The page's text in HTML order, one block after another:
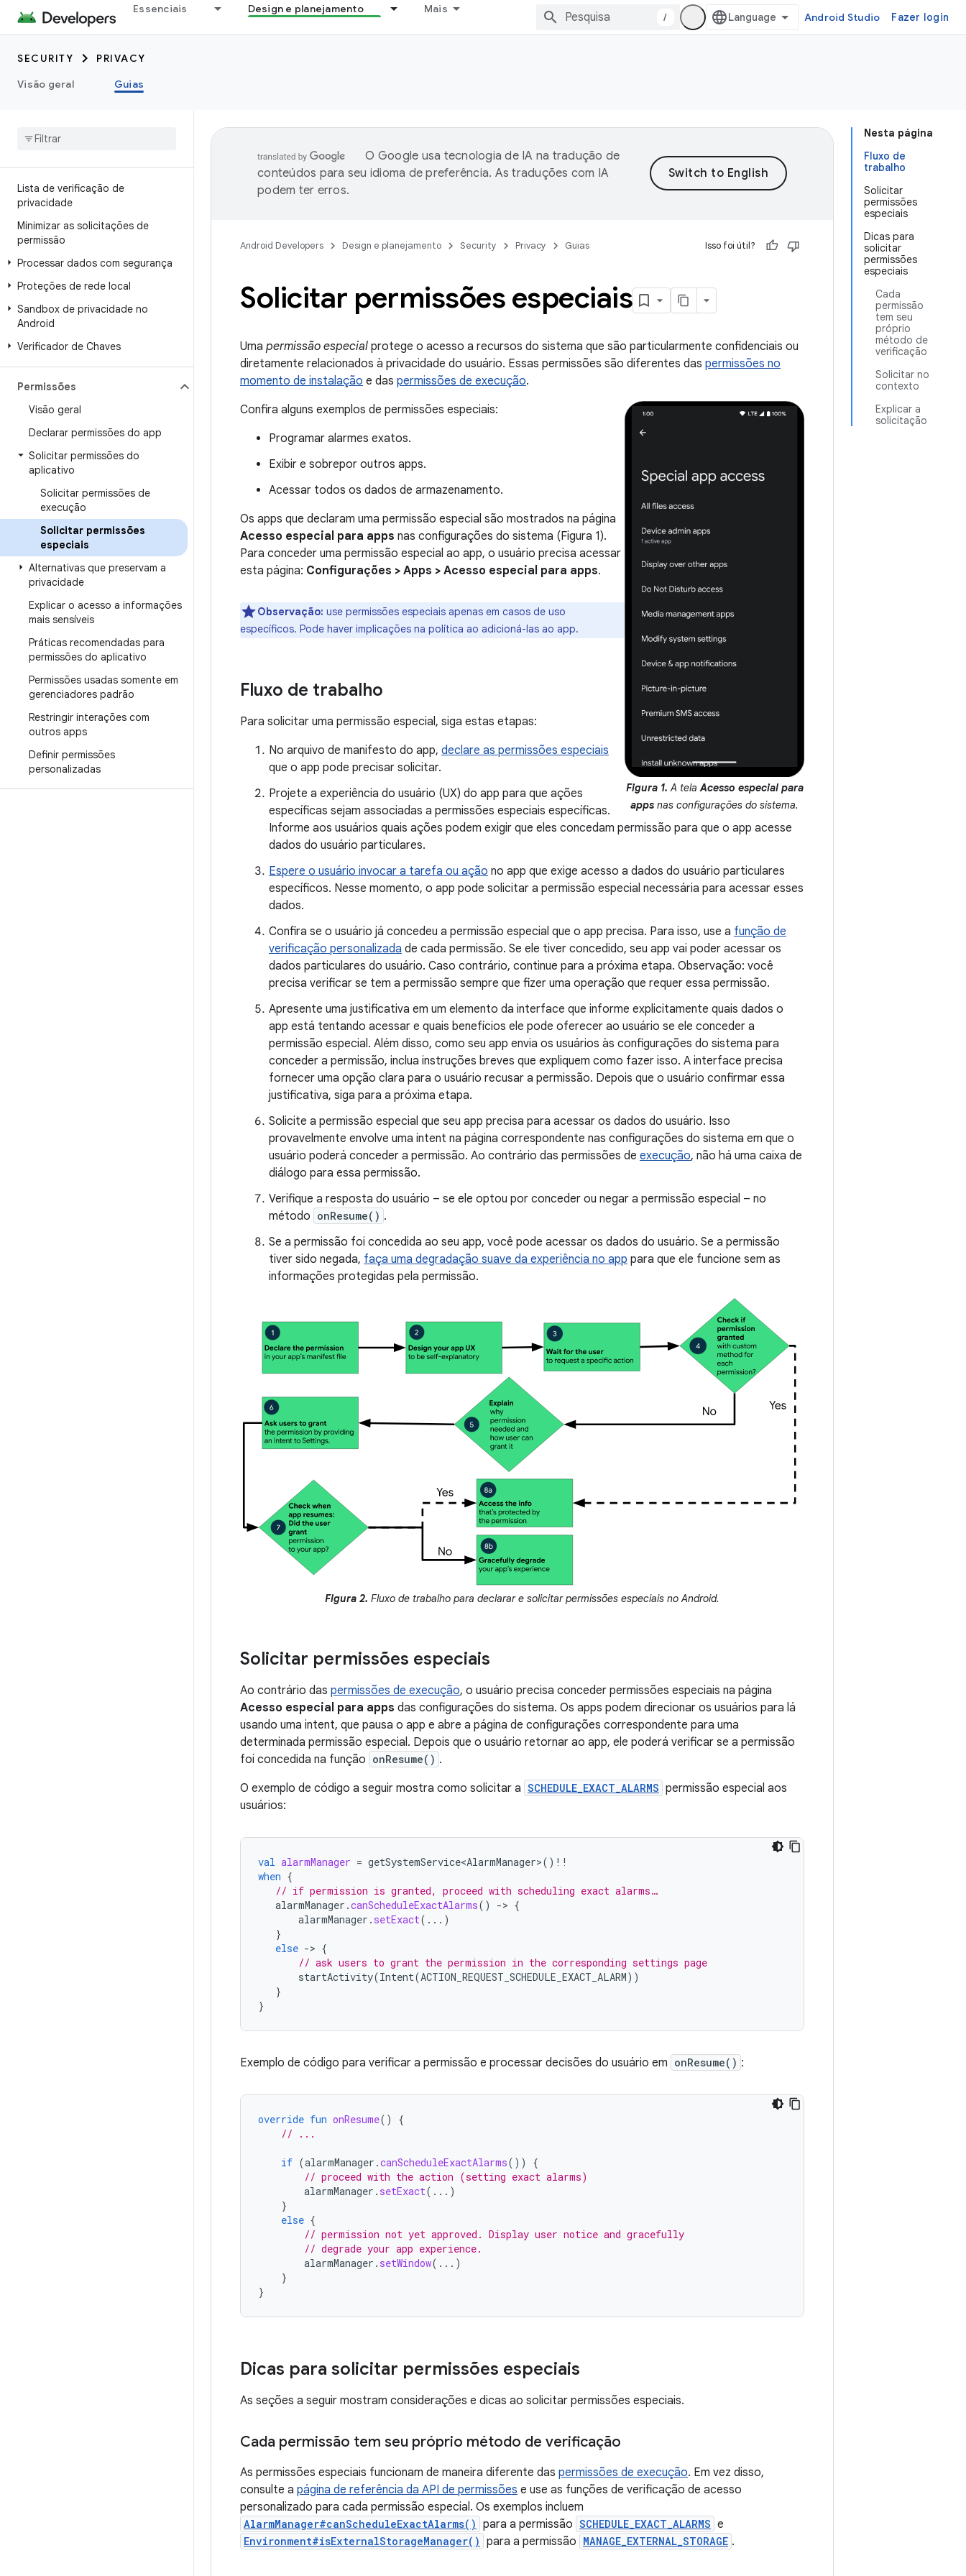
Essenciais Design e planejamento Mais
/ Android Studio Fazer login
SECURITY
PRIVACY
Visão geral
Guias
Lista de verificação de
privacidade
Minimizar as solicitações de
permissão
Processar dados com segurança
Proteções de rede local
Sandbox de privacidade no
Android
Verificador de Chaves
Permissões
Visão geral
Declarar permissões do app
Solicitar permissões do
aplicativo
Solicitar permissões de
execução
Solicitar permissões
especiais
Alternativas que preservam a
privacidade
Explicar o acesso a informações
mais sensíveis
Práticas recomendadas para
permissões do aplicativo
Permissões usadas somente em
gerenciadores padrão
Restringir interações com
outros apps
Definir permissões
personalizadas
Nesta página
Fluxo de
trabalho
Solicitar
permissões
especiais
Dicas para
solicitar
permissões
especiais
Cada
permissão
tem seu
próprio
método de
verificação
Solicitar no
contexto
Explicar a
solicitação
O Google usa tecnologia de IA na tradução de
conteúdos para seu idioma de preferência. As traduções com IA
podem ter erros.
Android Developers Design e planejamento Security Privacy Guias Isso foi útil?
Solicitar permissões especiais
Uma permissão especial protege o acesso a recursos do sistema que são particularmente confidenciais ou
diretamente relacionados à privacidade do usuário. Essas permissões são diferentes das permissões no
momento de instalação e das permissões de execução.
Figura 1. A tela Acesso especial para
apps nas configurações do sistema.
Confira alguns exemplos de permissões especiais:
Programar alarmes exatos.
Exibir e sobrepor outros apps.
Acessar todos os dados de armazenamento.
Os apps que declaram uma permissão especial são mostrados na página
Acesso especial para apps nas configurações do sistema (Figura 1).
Para conceder uma permissão especial ao app, o usuário precisa acessar
esta página: Configurações > Apps > Acesso especial para apps.
Observação: use permissões especiais apenas em casos de uso
específicos. Pode haver implicações na política ao adicioná-las ao app.
Fluxo de trabalho
Para solicitar uma permissão especial, siga estas etapas:
No arquivo de manifesto do app, declare as permissões especiais
que o app pode precisar solicitar.
Projete a experiência do usuário (UX) do app para que ações
específicas sejam associadas a permissões especiais específicas.
Informe aos usuários quais ações podem exigir que eles concedam permissão para que o app acesse
dados do usuário particulares.
Espere o usuário invocar a tarefa ou ação no app que exige acesso a dados do usuário particulares
específicos. Nesse momento, o app pode solicitar a permissão especial necessária para acessar esses
dados.
Confira se o usuário já concedeu a permissão especial que o app precisa. Para isso, use a função de
verificação personalizada de cada permissão. Se ele tiver concedido, seu app vai poder acessar os
dados particulares do usuário. Caso contrário, continue para a próxima etapa. Observação: você
precisa verificar se tem a permissão sempre que fizer uma operação que requer essa permissão.
Apresente uma justificativa em um elemento da interface que informe explicitamente quais dados o
app está tentando acessar e quais benefícios ele pode oferecer ao usuário se ele conceder a
permissão especial. Além disso, como seu app envia os usuários às configurações do sistema para
conceder a permissão, inclua instruções breves que expliquem como fazer isso. A interface precisa
fornecer uma opção clara para o usuário recusar a permissão. Depois que o usuário confirmar essa
justificativa, siga para a próxima etapa.
Solicite a permissão especial que seu app precisa para acessar os dados do usuário. Isso
provavelmente envolve uma intent na página correspondente nas configurações do sistema em que o
usuário poderá conceder a permissão. Ao contrário das permissões de execução, não há uma caixa de
diálogo para essa permissão.
Verifique a resposta do usuário – se ele optou por conceder ou negar a permissão especial – no
método onResume() .
Se a permissão foi concedida ao seu app, você pode acessar os dados do usuário. Se a permissão
tiver sido negada, faça uma degradação suave da experiência no app para que ele funcione sem as
informações protegidas pela permissão.
Figura 2. Fluxo de trabalho para declarar e solicitar permissões especiais no Android.
Solicitar permissões especiais
Ao contrário das permissões de execução, o usuário precisa conceder permissões especiais na página
Acesso especial para apps das configurações do sistema. Os apps podem direcionar os usuários para lá
usando uma intent, que pausa o app e abre a página de configurações correspondente para uma
determinada permissão especial. Depois que o usuário retornar ao app, ele poderá verificar se a permissão
foi concedida na função onResume() .
O exemplo de código a seguir mostra como solicitar a SCHEDULE_EXACT_ALARMS permissão especial aos
usuários:
val alarmManager = getSystemService<AlarmManager>() !!
when {
// if permission is granted, proceed with scheduling exact alarms…
alarmManager .canScheduleExactAlarms() -> {
alarmManager . setExact(...)
}
else -> {
// ask users to grant the permission in the corresponding settings page
startActivity(Intent(ACTION_REQUEST_SCHEDULE_EXACT_ALARM))
}
}
Exemplo de código para verificar a permissão e processar decisões do usuário em onResume() :
override fun onResume()
{
// ...
if (alarmManager .canScheduleExactAlarms())
{
// proceed with the action (setting exact alarms)
alarmManager . setExact(...)
}
else {
// permission not yet approved. Display user notice and gracefully
// degrade your app experience.
alarmManager . setWindow(...)
}
}
Dicas para solicitar permissões especiais
As seções a seguir mostram considerações e dicas ao solicitar permissões especiais.
Cada permissão tem seu próprio método de verificação
As permissões especiais funcionam de maneira diferente das permissões de execução. Em vez disso,
consulte a página de referência da API de permissões e use as funções de verificação de acesso
personalizado para cada permissão especial. Os exemplos incluem
AlarmManager#canScheduleExactAlarms() para a permissão SCHEDULE_EXACT_ALARMS e
Environment#isExternalStorageManager() para a permissão MANAGE_EXTERNAL_STORAGE .